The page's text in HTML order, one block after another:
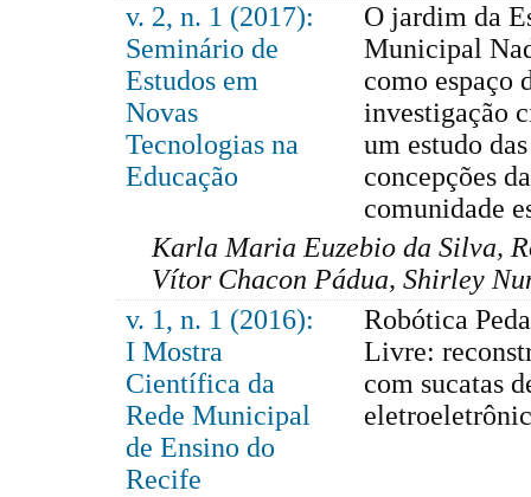
v. 2, n. 1 (2017):
Seminário de
Estudos em
Novas
Tecnologias na
Educação
O jardim da
Municipal
como espaço
investigação
um estudo das
concepções da
comunidade
Karla Maria Euzebio da Silva,
Vítor Chacon Pádua, Shirley
v. 1, n. 1 (2016):
I Mostra
Científica da
Rede Municipal
de Ensino do
Recife
Robótica
Livre:
com sucatas